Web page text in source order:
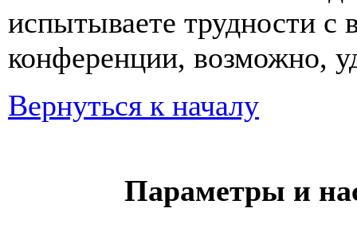
испытываете трудности с
конференции, возможно,
Вернуться к началу
Параметры и